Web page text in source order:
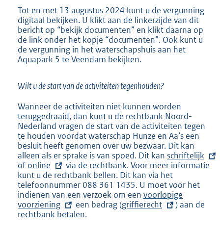
t
e
r
n
e
l
n
k
Tot en met 13 augustus 2024 kunt u de vergunning
digitaal bekijken. U klikt aan de linkerzijde van dit
bericht op “bekijk documenten” en klikt daarna op
de link onder het kopje “documenten”. Ook kunt u
de vergunning in het waterschapshuis aan het
Aquapark 5 te Veendam bekijken.
Wilt u de start van de activiteiten tegenhouden?
Wanneer de activiteiten niet kunnen worden
teruggedraaid, dan kunt u de rechtbank Noord-
Nederland vragen de start van de activiteiten tegen
te houden voordat waterschap Hunze en Aa’s een
besluit heeft genomen over uw bezwaar. Dit kan
alleen als er sprake is van spoed. Dit kan E
x
t
e
r
n
schriftelijk
of E
x
t
e
r
n
online
via de rechtbank. Voor meer informatie
kunt u de rechtbank bellen. Dit kan via het
telefoonnummer 088 361 1435. U moet voor het
indienen van een verzoek om een E
x
voorlopige
voorziening
een bedrag (E
griffierecht
) aan de
rechtbank betalen.